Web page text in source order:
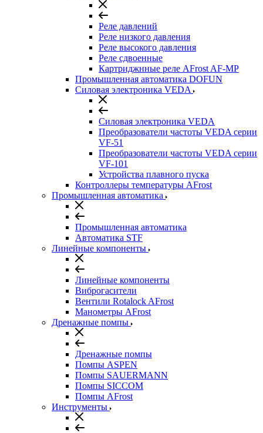
Реле давлений
Реле низкого давления
Реле высокого давления
Реле сдвоенные
Картриджнные реле AFrost AF-MP
Промышленная автоматика DOFUN
Силовая электроника VEDA
Силовая электроника VEDA
Преобразователи частоты VEDA серии
VF-51
Преобразователи частоты VEDA серии
VF-101
Устройства плавного пуска
Контроллеры температуры AFrost
Промышленная автоматика
Промышленная автоматика
Автоматика STF
Линейные компоненты
Линейные компоненты
Виброгасители
Вентили Rotalock AFrost
Манометры AFrost
Дренажные помпы
Дренажные помпы
Помпы ASPEN
Помпы SAUERMANN
Помпы SICCOM
Помпы AFrost
Инструменты